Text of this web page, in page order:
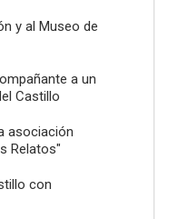
y al Museo de
a un
Castillo
asociación
Relatos"
con